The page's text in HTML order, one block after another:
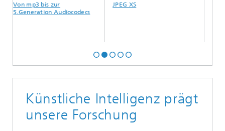
mp3 bis zur
Audiocodecs
JPEG XS
Künstliche Intelligenz prägt
unsere Forschung